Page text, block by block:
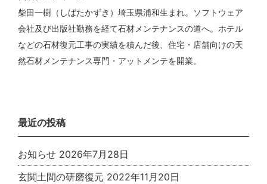
柴田一樹（しばたかずき）埼玉県浦和生まれ。ソフトウェア
会社及び出版社勤務を経て石材メンテナンスの道へ。ホテル
などの石材復元工事の実績を積んだ後、住宅・店舗向けの天
然石材メンテナンス専門・アットメンテを開業。
最近の投稿
お知らせ 2026年7月28日
玄関土間の研磨復元 2022年11月20日